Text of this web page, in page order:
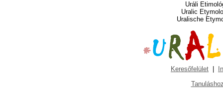
Uráli
Uralic
Uralische
Keresőfelület